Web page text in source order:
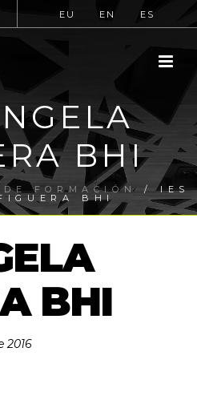
EU EN ES
BHI
DE FORMACIÓN / IES
BHI
BHI
2016